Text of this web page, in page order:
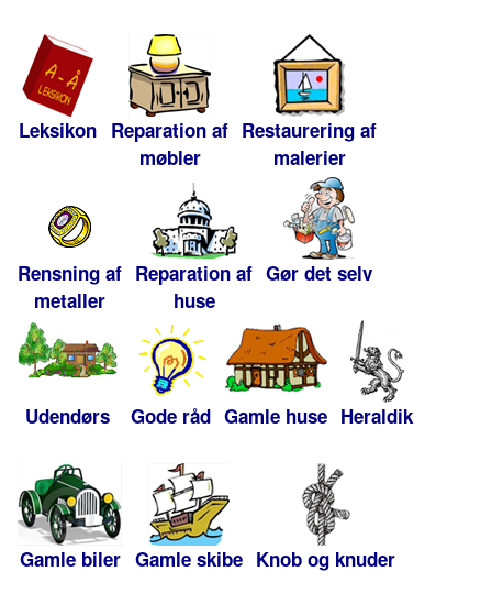
Leksikon Reparation af
møbler
Restaurering af
malerier
Rensning af
metaller
Reparation af
huse
Gør det selv
Udendørs Gode råd Gamle huse Heraldik
Gamle biler Gamle skibe Knob og knuder